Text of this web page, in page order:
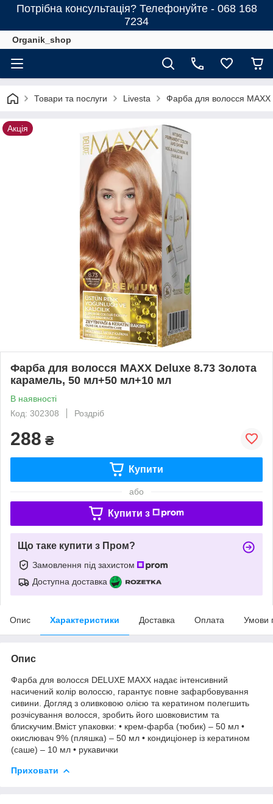
Потрібна консультація? Телефонуйте - 068 168
7234
Organik_shop
Товари та послуги Livesta Фарба для волосся
Акція
Фарба для волосся MAXX Deluxe 8.73 Золота
карамель, 50 мл+50 мл+10 мл
В наявності
Код: 302308
Роздріб
288 ₴
Купити
або
Купити з
Що таке купити з Пром?
Замовлення під захистом
Доступна доставка
Опис Характеристики Доставка Оплата Умови
Опис
Фарба для волосся DELUXE MAXX надає інтенсивний
насичений колір волоссю, гарантує повне зафарбовування
сивини. Догляд з оливковою олією та кератином полегшить
розчісування волосся, зробить його шовковистим та
блискучим.Вміст упаковки: • крем-фарба (тюбик) – 50 мл •
окислювач 9% (пляшка) – 50 мл • кондиціонер із кератином
(саше) – 10 мл • рукавички
Приховати